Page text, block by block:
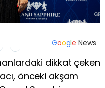
Google News
dikkat çeken
önceki akşam